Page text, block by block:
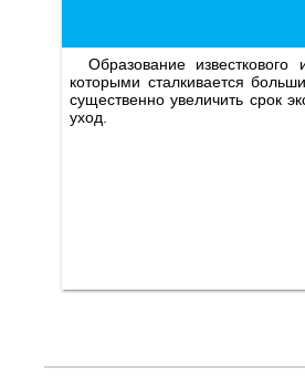
Образование известкового и солевого налета, размножение грибков и появление водорослей – проблемы, с
которыми сталкивается
существенно увеличить срок
уход.